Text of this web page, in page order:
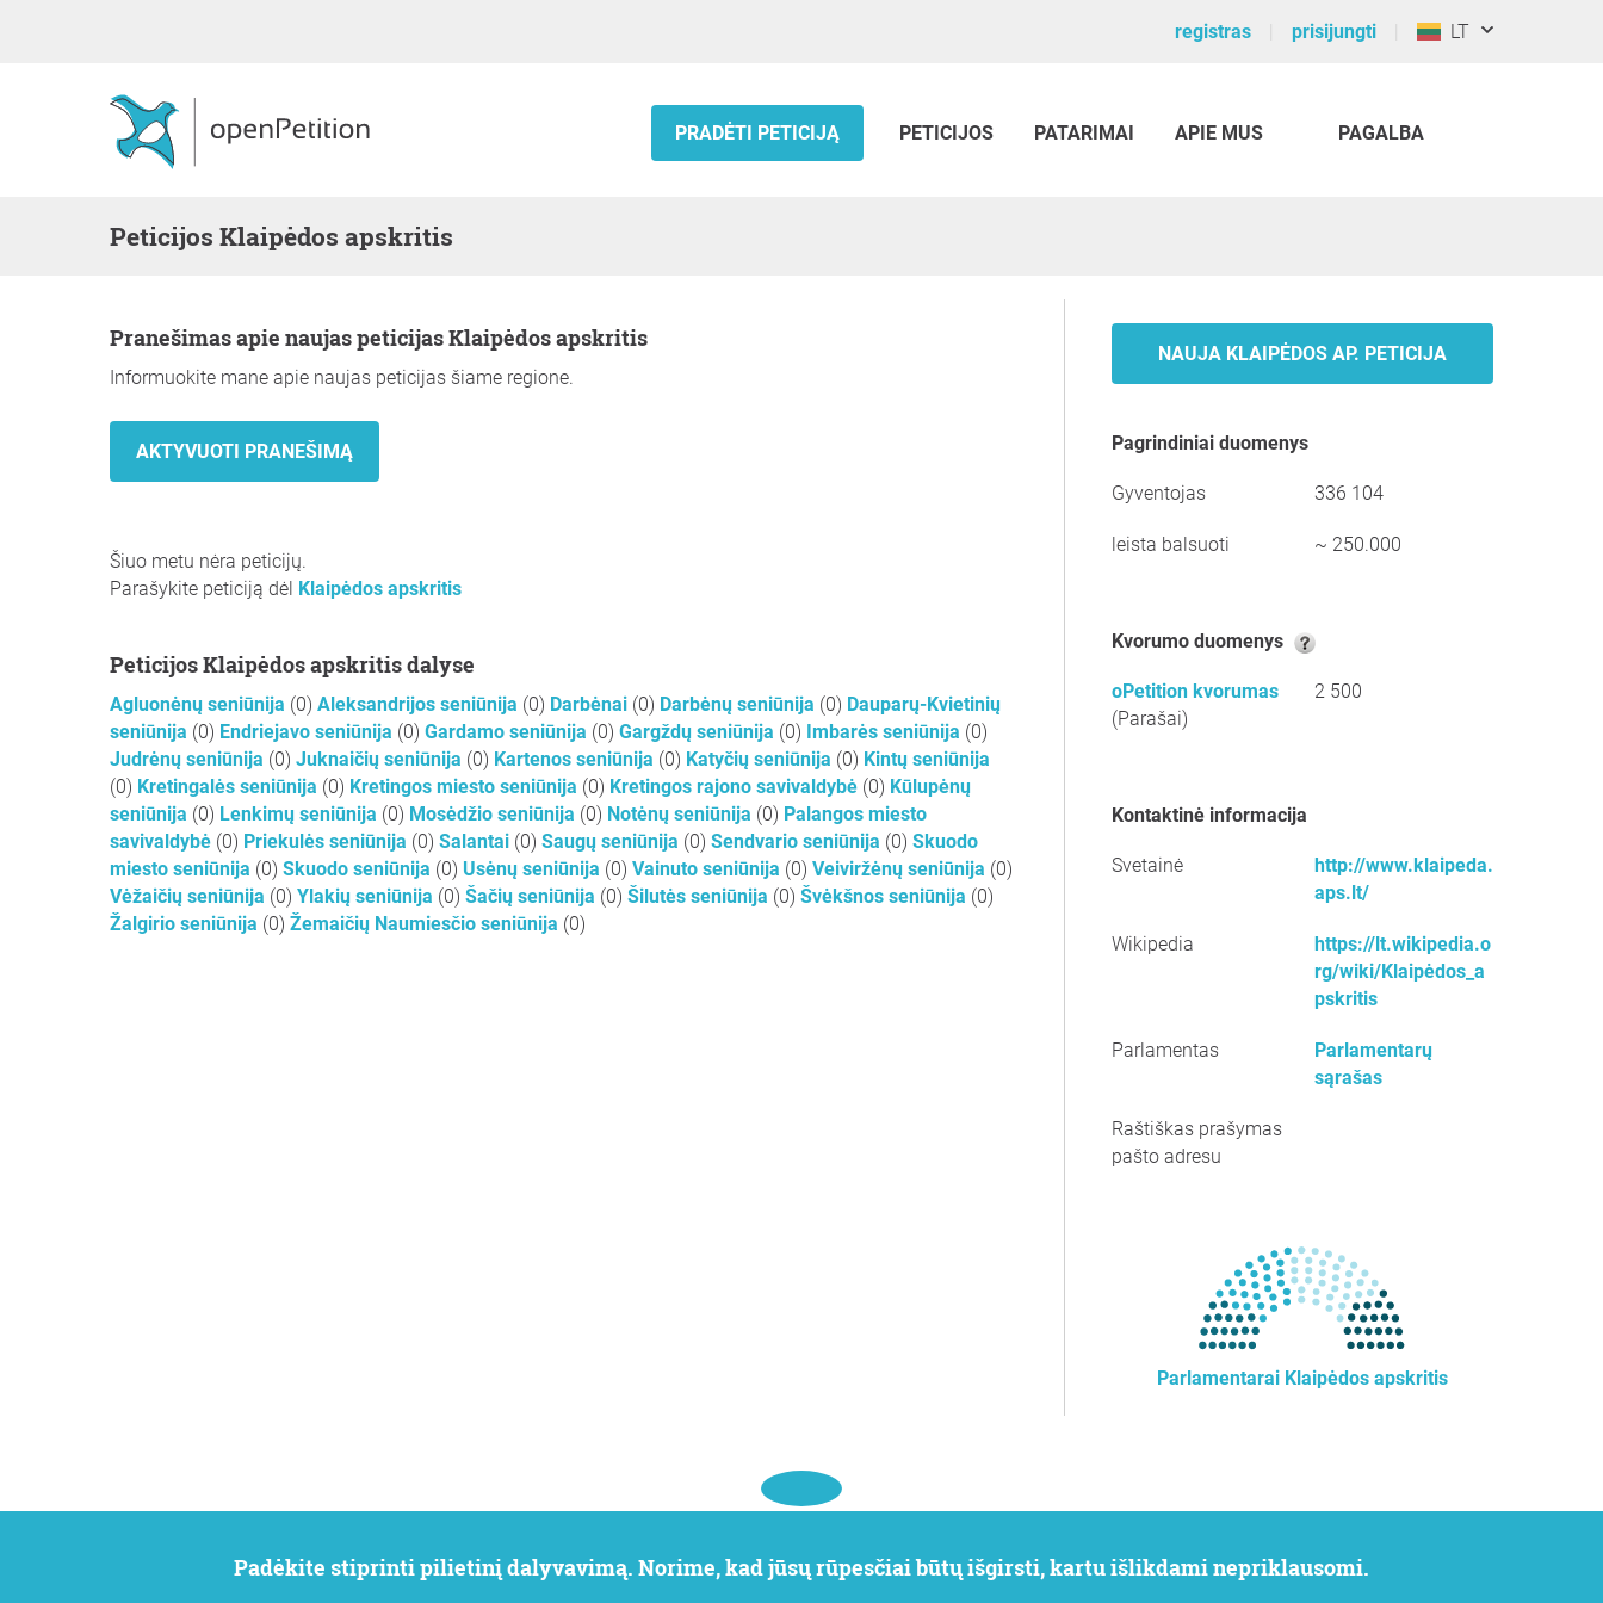
registras prisijungti LT
PRADĖTI PETICIJĄ PETICIJOS PATARIMAI APIE MUS PAGALBA
Peticijos Klaipėdos apskritis
Pranešimas apie naujas peticijas Klaipėdos apskritis
Informuokite mane apie naujas peticijas šiame regione.
Šiuo metu nėra peticijų.
Parašykite peticiją dėl Klaipėdos apskritis
Peticijos Klaipėdos apskritis dalyse
Agluonėnų seniūnija (0) Aleksandrijos seniūnija (0) Darbėnai (0) Darbėnų seniūnija (0) Dauparų-Kvietinių
seniūnija (0) Endriejavo seniūnija (0) Gardamo seniūnija (0) Gargždų seniūnija (0) Imbarės seniūnija (0)
Judrėnų seniūnija (0) Juknaičių seniūnija (0) Kartenos seniūnija (0) Katyčių seniūnija (0) Kintų seniūnija
(0) Kretingalės seniūnija (0) Kretingos miesto seniūnija (0) Kretingos rajono savivaldybė (0) Kūlupėnų
seniūnija (0) Lenkimų seniūnija (0) Mosėdžio seniūnija (0) Notėnų seniūnija (0) Palangos miesto
savivaldybė (0) Priekulės seniūnija (0) Salantai (0) Saugų seniūnija (0) Sendvario seniūnija (0) Skuodo
miesto seniūnija (0) Skuodo seniūnija (0) Usėnų seniūnija (0) Vainuto seniūnija (0) Veiviržėnų seniūnija (0)
Vėžaičių seniūnija (0) Ylakių seniūnija (0) Šačių seniūnija (0) Šilutės seniūnija (0) Švėkšnos seniūnija (0)
Žalgirio seniūnija (0) Žemaičių Naumiesčio seniūnija (0)
NAUJA KLAIPĖDOS AP. PETICIJA
Pagrindiniai duomenys
Gyventojas 336 104
leista balsuoti ~ 250.000
kvorumo duomenys
oPetition kvorumas
(Parašai)
2 500
kontaktinė informacija
Svetainė
http://www.klaipeda.
aps.lt/
Wikipedia
https://lt.wikipedia.o
rg/wiki/Klaipėdos_a
pskritis
Parlamentas
Parlamentarų
sąrašas
Raštiškas prašymas
pašto adresu
Parlamentarai Klaipėdos apskritis
Padėkite stiprinti pilietinį dalyvavimą. Norime, kad jūsų rūpesčiai būtų išgirsti, kartu išlikdami nepriklausomi.